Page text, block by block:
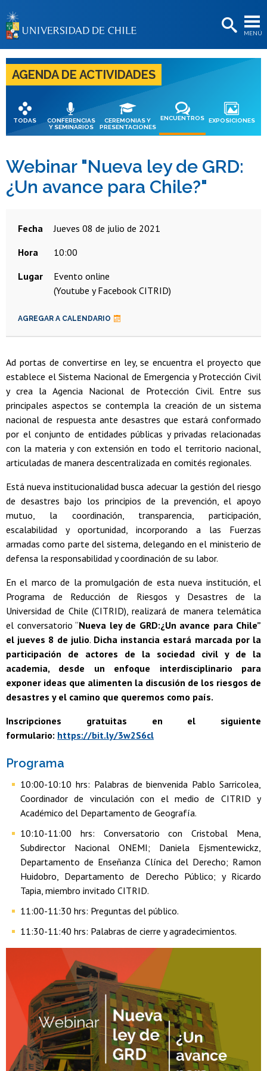
MENÚ
BIBLIOTECAS
LA UNIVERSIDAD
Postulantes
Estudiantes
Académicas/os
Funcionarias/os
Egresadas/os
AGENDA DE ACTIVIDADES
TODAS
CONFERENCIAS
Y SEMINARIOS
CEREMONIAS Y
PRESENTACIONES
ENCUENTROS EXPOSICIONES
Webinar "Nueva ley de GRD:
¿Un avance para Chile?"
Fecha
jueves 08 de julio de 2021
Hora
10:00
Lugar
Evento online
(Youtube y Facebook CITRID)
AGREGAR A CALENDARIO
Ad portas de convertirse en ley, se encuentra el proyecto que
establece el Sistema Nacional de Emergencia y Protección Civil
y crea la Agencia Nacional de Protección Civil. Entre sus
principales aspectos se contempla la creación de un sistema
nacional de respuesta ante desastres que estará conformado
por el conjunto de entidades públicas y privadas relacionadas
con la materia y con extensión en todo el territorio nacional,
articuladas de manera descentralizada en comités regionales.
Está nueva institucionalidad busca adecuar la gestión del riesgo
de desastres bajo los principios de la prevención, el apoyo
mutuo, la coordinación, transparencia, participación,
escalabilidad y oportunidad, incorporando a las Fuerzas
armadas como parte del sistema, delegando en el ministerio de
defensa la responsabilidad y coordinación de su labor.
En el marco de la promulgación de esta nueva institución, el
Programa de Reducción de Riesgos y Desastres de la
Universidad de Chile (CITRID), realizará de manera telemática
el conversatorio “Nueva ley de GRD:¿Un avance para Chile”
el jueves 8 de julio. Dicha instancia estará marcada por la
participación de actores de la sociedad civil y de la
academia, desde un enfoque interdisciplinario para
exponer ideas que alimenten la discusión de los riesgos de
desastres y el camino que queremos como país.
Inscripciones gratuitas en el siguiente
formulario: https://bit.ly/3w2S6cl
Programa
10:00-10:10 hrs: Palabras de bienvenida Pablo Sarricolea,
Coordinador de vinculación con el medio de CITRID y
Académico del Departamento de Geografía.
10:10-11:00 hrs: Conversatorio con Cristobal Mena,
Subdirector Nacional ONEMI; Daniela Ejsmentewickz,
Departamento de Enseñanza Clínica del Derecho; Ramon
Huidobro, Departamento de Derecho Público; y Ricardo
Tapia, miembro invitado CITRID.
11:00-11:30 hrs: Preguntas del público.
11:30-11:40 hrs: Palabras de cierre y agradecimientos.